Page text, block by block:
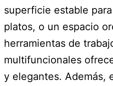
superficie estable
platos, o un espacio
herramientas de
multifuncionales
y elegantes. Además,